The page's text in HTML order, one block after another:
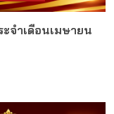
ะจำเดือนเมษายน